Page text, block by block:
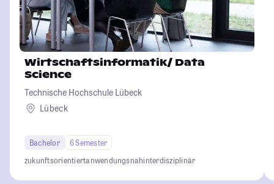
Wirtschaftsinformatik/ Data
Science
Technische Hochschule Lübeck
Lübeck
Bachelor
6 Semester
zukunftsorientiertanwendungsnahinterdisziplinär